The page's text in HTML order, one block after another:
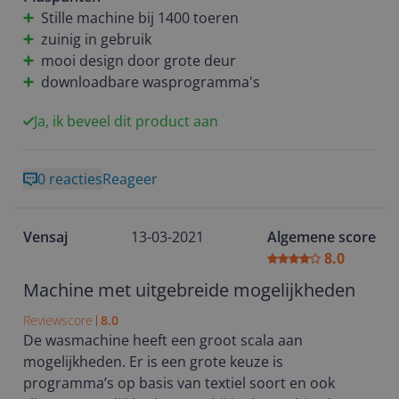
* Er zit een zwarte glasplaat voor de deur, hierdoor
zie je niet wat er in de machine gebeurd.
* Ook het geluid had iets zachter gekund. De
machine geeft soms een metaalachtige klonk met
echt helpt om de 'never ending story'... de was...
snel klaar te hebben.
Met 9 kilogram vulgewicht is de wasmachine
geschikt voor een groot gezin. Door de AI DD
technologie blijft je kleding langer als nieuw. De
sensoren meten namelijk de zachtheid van je
wasgoed en past daar de trommelbewegingen op
aan. Hierdoor raken je fijne stoffen niet beschadigd.
stoom.
Stille machine bij 1400 toeren
zuinig in gebruik
mooi design door grote deur
downloadbare wasprogramma's
Ja, ik beveel dit product aan
0 reactiesReageer
Vensaj 13-03-2021
Algemene score
8.0
Machine met uitgebreide mogelijkheden
Reviewscore 8.0
De wasmachine heeft een groot scala aan
mogelijkheden. Er is een grote keuze is
programma’s op basis van textiel soort en ook